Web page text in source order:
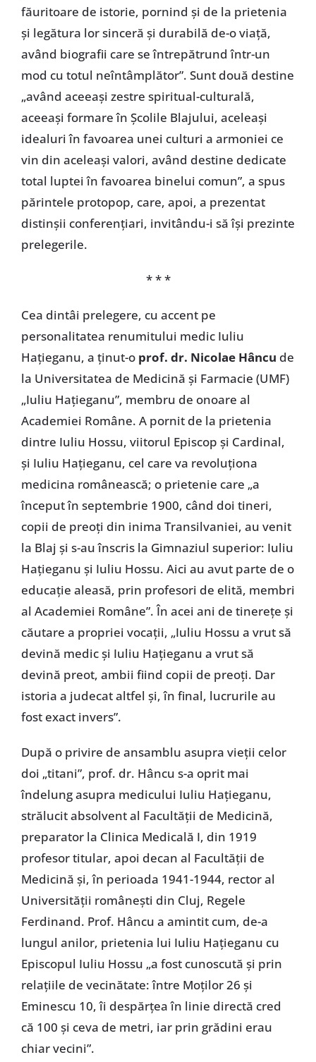
făuritoare de istorie, pornind și de la prietenia
și legătura lor sinceră și durabilă de-o viață,
având biografii care se întrepătrund într-un
mod cu totul neîntâmplător”. Sunt două destine
„având aceeași zestre spiritual-culturală,
aceeași formare în Școlile Blajului, aceleași
idealuri în favoarea unei culturi a armoniei ce
vin din aceleași valori, având destine dedicate
total luptei în favoarea binelui comun”, a spus
părintele protopop, care, apoi, a prezentat
distinșii conferențiari, invitându-i să își prezinte
prelegerile.
* * *
Cea dintâi prelegere, cu accent pe
personalitatea renumitului medic Iuliu
Hațieganu, a ținut-oprof. dr. Nicolae Hâncu de
la Universitatea de Medicină și Farmacie (UMF)
„Iuliu Hațieganu”, membru de onoare al
Academiei Române. A pornit de la prietenia
dintre Iuliu Hossu, viitorul Episcop și Cardinal,
și Iuliu Hațieganu, cel care va revoluționa
medicina românească; o prietenie care „a
început în septembrie 1900, când doi tineri,
copii de preoți din inima Transilvaniei, au venit
la Blaj și s-au înscris la Gimnaziul superior: Iuliu
Hațieganu și Iuliu Hossu. Aici au avut parte de o
educație aleasă, prin profesori de elită, membri
al Academiei Române”. În acei ani de tinerețe și
căutare a propriei vocații, „Iuliu Hossu a vrut să
devină medic și Iuliu Hațieganu a vrut să
devină preot, ambii fiind copii de preoți. Dar
istoria a judecat altfel și, în final, lucrurile au
fost exact invers”.
După o privire de ansamblu asupra vieții celor
doi „titani”, prof. dr. Hâncu s-a oprit mai
îndelung asupra medicului Iuliu Hațieganu,
strălucit absolvent al Facultății de Medicină,
preparator la Clinica Medicală I, din 1919
profesor titular, apoi decan al Facultății de
Medicină și, în perioada 1941-1944, rector al
Universității românești din Cluj, Regele
Ferdinand. Prof. Hâncu a amintit cum, de-a
lungul anilor, prietenia lui Iuliu Hațieganu cu
Episcopul Iuliu Hossu „a fost cunoscută și prin
relațiile de vecinătate: între Moților 26 și
Eminescu 10, îi despărțea în linie directă cred
că 100 și ceva de metri, iar prin grădini erau
chiar vecini”.